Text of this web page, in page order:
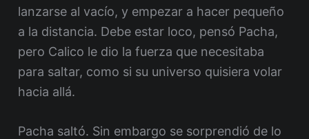
lanzarse al vacío, y empezar a hacer pequeño
a la distancia. Debe estar loco, pensó Pacha,
pero Calico le dio la fuerza que necesitaba
para saltar, como si su universo quisiera volar
hacia allá.
Pacha saltó. Sin embargo se sorprendió de lo